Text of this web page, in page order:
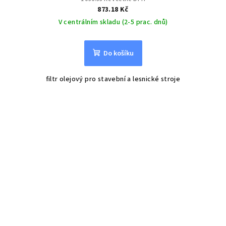
873.18 Kč
V centrálním skladu (2-5 prac. dnů)
Do košíku
filtr olejový pro stavební a lesnické stroje